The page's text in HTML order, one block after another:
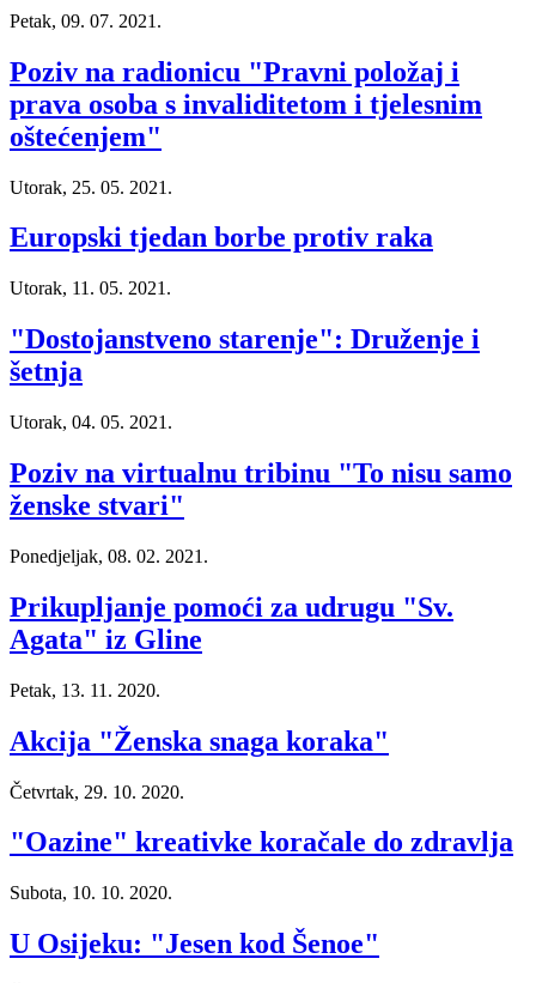
Petak, 09. 07. 2021.
Poziv na radionicu "Pravni položaj i
prava osoba s invaliditetom i tjelesnim
oštećenjem"
Utorak, 25. 05. 2021.
Europski tjedan borbe protiv raka
Utorak, 11. 05. 2021.
"Dostojanstveno starenje": Druženje i
šetnja
Utorak, 04. 05. 2021.
Poziv na virtualnu tribinu "To nisu samo
ženske stvari"
Ponedjeljak, 08. 02. 2021.
Prikupljanje pomoći za udrugu "Sv.
Agata" iz Gline
Petak, 13. 11. 2020.
Akcija "Ženska snaga koraka"
Četvrtak, 29. 10. 2020.
"Oazine" kreativke koračale do zdravlja
Subota, 10. 10. 2020.
U Osijeku: "Jesen kod Šenoe"